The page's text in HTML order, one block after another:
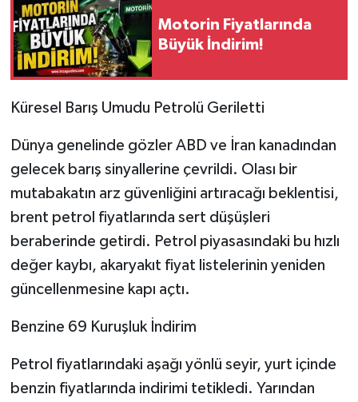
Motorin Fiyatlarında
Büyük İndirim!
Küresel Barış Umudu Petrolü Geriletti
Dünya genelinde gözler ABD ve İran kanadından
gelecek barış sinyallerine çevrildi. Olası bir
mutabakatın arz güvenliğini artıracağı beklentisi,
brent petrol fiyatlarında sert düşüşleri
beraberinde getirdi. Petrol piyasasındaki bu hızlı
değer kaybı, akaryakıt fiyat listelerinin yeniden
güncellenmesine kapı açtı.
Benzine 69 Kuruşluk İndirim
Petrol fiyatlarındaki aşağı yönlü seyir, yurt içinde
benzin fiyatlarında indirimi tetikledi. Yarından